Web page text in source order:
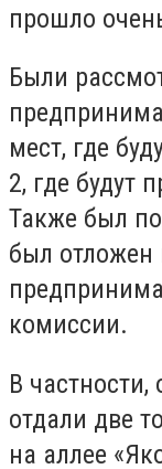
прошло
Были
мест, где
2, где будут
Также был
был отложен
комиссии.
В
отдали две
на аллее